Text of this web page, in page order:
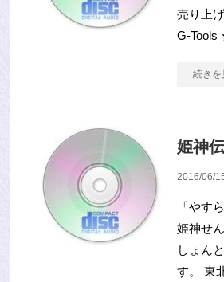
売り上
G-
続きを
姫神
2016/06/
「やす
姫神せ
しょん
す。 東